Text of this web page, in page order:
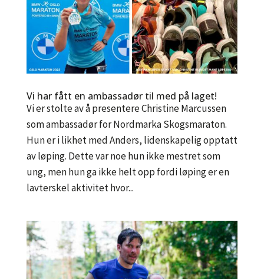
Vi har fått en ambassadør til med på laget!
Vi er stolte av å presentere Christine Marcussen
som ambassadør for Nordmarka Skogsmaraton.
Hun er i likhet med Anders, lidenskapelig opptatt
av løping. Dette var noe hun ikke mestret som
ung, men hun ga ikke helt opp fordi løping er en
lavterskel aktivitet hvor...